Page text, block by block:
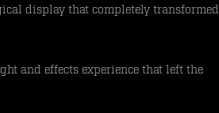
display that completely transformed
and effects experience that left the